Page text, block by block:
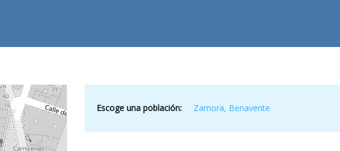
Escoge una población: Zamora, Benavente